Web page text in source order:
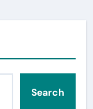
Search